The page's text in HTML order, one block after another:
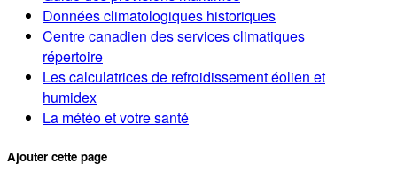
Données climatologiques historiques
Centre canadien des services climatiques
répertoire
Les calculatrices de refroidissement éolien et
humidex
La météo et votre santé
Ajouter cette page